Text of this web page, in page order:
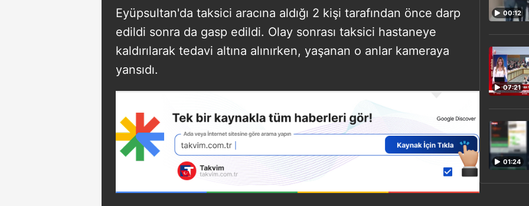
Eyüpsultan'da taksici aracına aldığı 2 kişi tarafından önce darp
edildi sonra da gasp edildi. Olay sonrası taksici hastaneye
kaldırılarak tedavi altına alınırken, yaşanan o anlar kameraya
yansıdı.
00:12
07:21
01:24